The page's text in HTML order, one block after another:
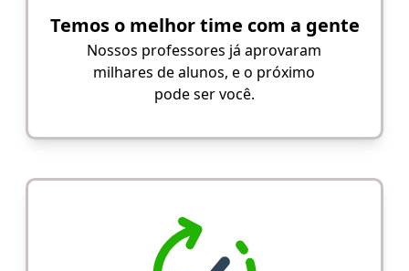
Temos o melhor time com a gente
Nossos professores já aprovaram
milhares de alunos, e o próximo
pode ser você.